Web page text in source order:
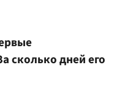
сколько дней его